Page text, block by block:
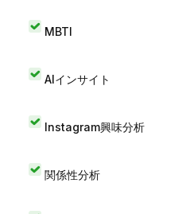
MBTI
AIインサイト
Instagram興味分析
関係性分析